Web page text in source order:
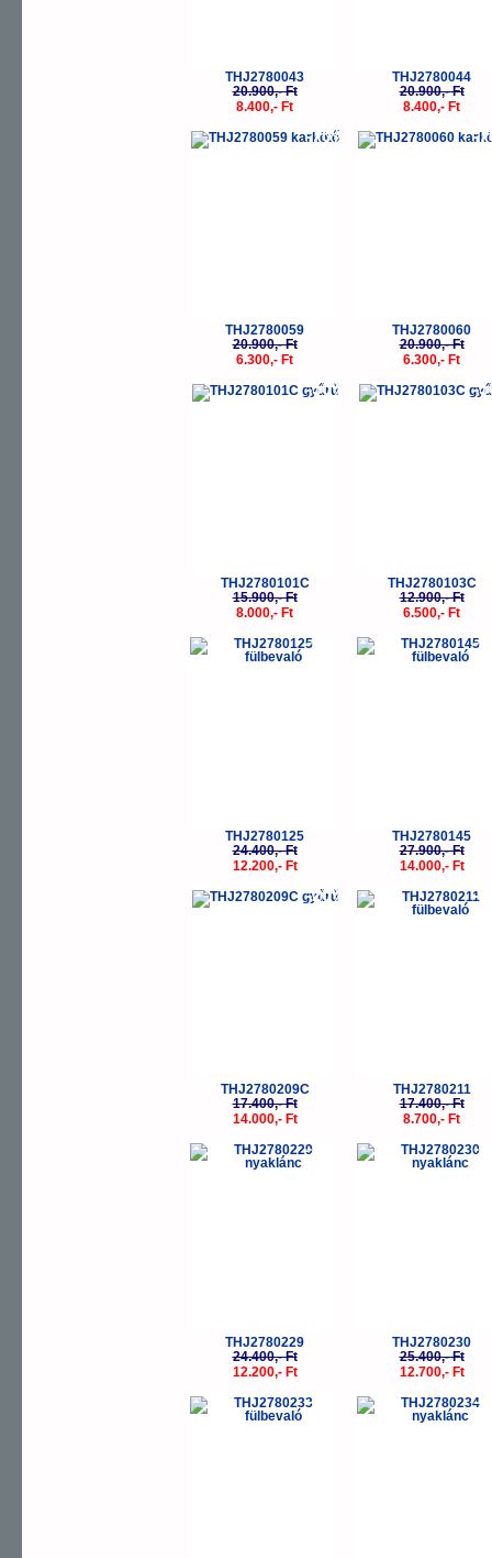
THJ2780043
20.900,- Ft
8.400,- Ft
THJ2780044
20.900,- Ft
8.400,- Ft
-70%
THJ2780059
20.900,- Ft
6.300,- Ft
-
THJ2780060
20.900,- Ft
6.300,- Ft
-50%
THJ2780101C
15.900,- Ft
8.000,- Ft
-
THJ2780103C
12.900,- Ft
6.500,- Ft
-50%
THJ2780125
24.400,- Ft
12.200,- Ft
-
THJ2780145
27.900,- Ft
14.000,- Ft
-20%
THJ2780209C
17.400,- Ft
14.000,- Ft
-
THJ2780211
17.400,- Ft
8.700,- Ft
-50%
THJ2780229
24.400,- Ft
12.200,- Ft
-
THJ2780230
25.400,- Ft
12.700,- Ft
-60% -